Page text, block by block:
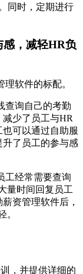
同时，定期进行
，减轻HR负
软件的标配。
查询自己的考勤
少了员工与HR
可以通过自助服
了员工的参与感
工经常需要查询
量时间回复员工
资管理软件后，
。
，并提供详细的